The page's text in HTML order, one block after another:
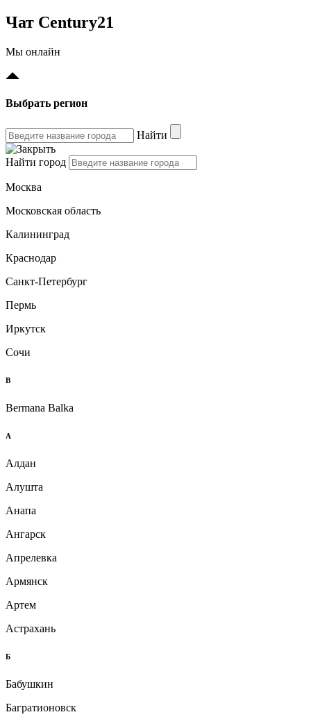
Чат Century21
Мы онлайн
Выбрать регион
Найти
Найти город
Москва
Московская область
Калининград
Краснодар
Санкт-Петербург
Пермь
Иркутск
Сочи
B
Bermana Balka
А
Алдан
Алушта
Анапа
Ангарск
Апрелевка
Армянск
Артем
Астрахань
Б
Бабушкин
Багратионовск